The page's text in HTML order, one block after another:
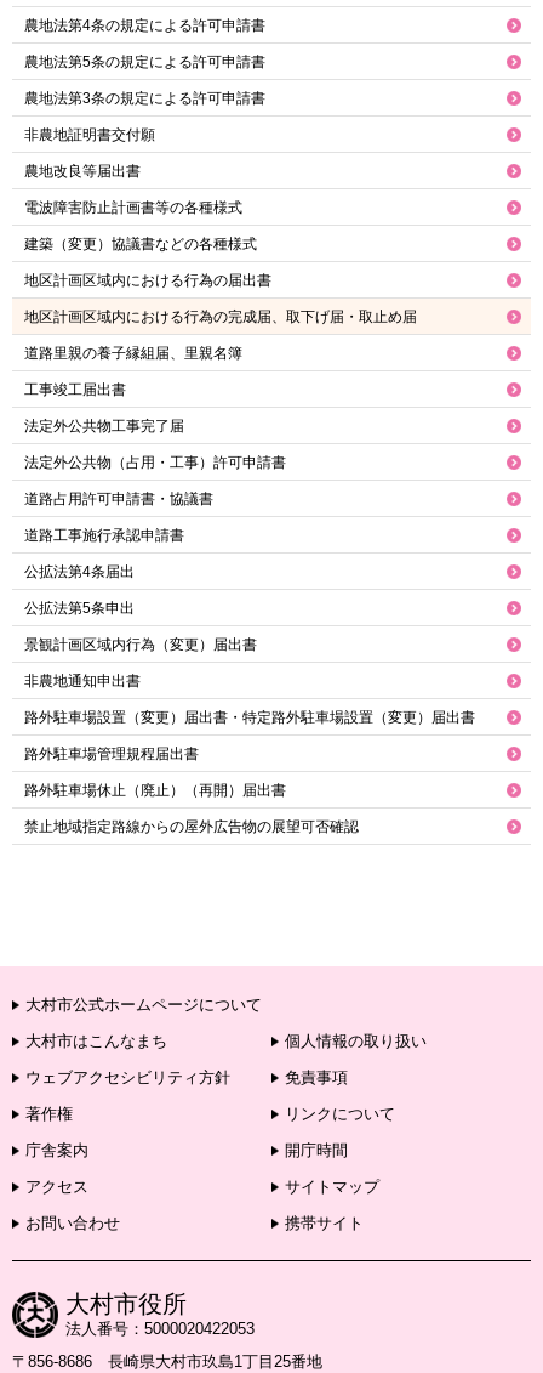
農地法第4条の規定による許可申請書
農地法第5条の規定による許可申請書
農地法第3条の規定による許可申請書
非農地証明書交付願
農地改良等届出書
電波障害防止計画書等の各種様式
建築（変更）協議書などの各種様式
地区計画区域内における行為の届出書
地区計画区域内における行為の完成届、取下げ届・取止め届
道路里親の養子縁組届、里親名簿
工事竣工届出書
法定外公共物工事完了届
法定外公共物（占用・工事）許可申請書
道路占用許可申請書・協議書
道路工事施行承認申請書
公拡法第4条届出
公拡法第5条申出
景観計画区域内行為（変更）届出書
非農地通知申出書
路外駐車場設置（変更）届出書・特定路外駐車場設置（変更）届出書
路外駐車場管理規程届出書
路外駐車場休止（廃止）（再開）届出書
禁止地域指定路線からの屋外広告物の展望可否確認
大村市公式ホームページについて
大村市はこんなまち
個人情報の取り扱い
ウェブアクセシビリティ方針
免責事項
著作権
リンクについて
庁舎案内
開庁時間
アクセス
サイトマップ
お問い合わせ
携帯サイト
大村市役所
法人番号：5000020422053
〒856-8686 長崎県大村市玖島1丁目25番地